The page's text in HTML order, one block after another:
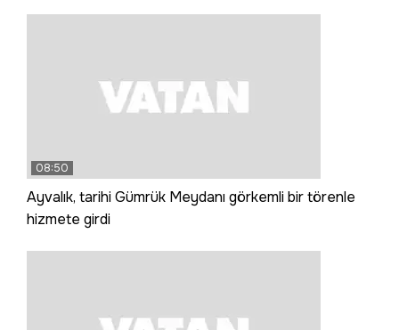
08:50
Ayvalık, tarihi Gümrük Meydanı görkemli bir törenle
hizmete girdi